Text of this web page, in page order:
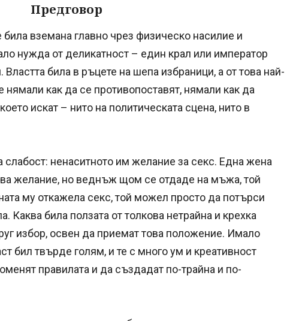
Предговор
вземана главно чрез физическо насилие и
нужда от деликатност – един крал или император
била в ръцете на шепа избраници, а от това най-
как да се противопоставят, нямали как да
искат – нито на политическата сцена, нито в
ненаситното им желание за секс. Една жена
желание, но веднъж щом се отдаде на мъжа, той
му откажела секс, той можел просто да потърси
Каква била ползата от толкова нетрайна и крехка
избор, освен да приемат това положение. Имало
бил твърде голям, и те с много ум и креативност
правилата и да създадат по-трайна и по-